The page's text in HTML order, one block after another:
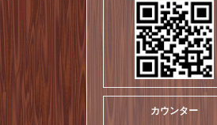
カウンター